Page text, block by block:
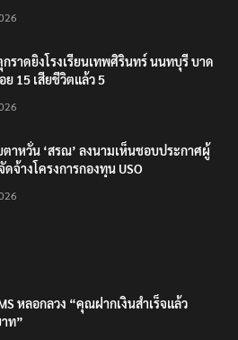
ราดยิงโรงเรียนเทพศิรินทร์ นนทบุรี บาด
ย 15 เสียชีวิตแล้ว 5
ตาหวั่น ‘สรณ’ ลงนามเห็นชอบประกาศผู้
จ้างโครงการกองทุน USO
หลอกลวง “คุณฝากเงินสำเร็จแล้ว
ท”